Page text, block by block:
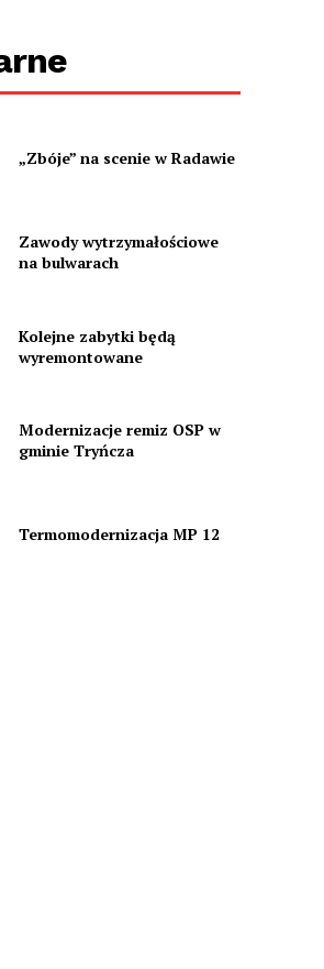
„Zbóje” na scenie w Radawie
Zawody wytrzymałościowe
na bulwarach
Kolejne zabytki będą
wyremontowane
Modernizacje remiz OSP w
gminie Tryńcza
Termomodernizacja MP 12